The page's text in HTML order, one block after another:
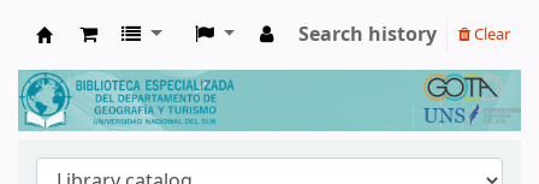
Biblioteca de Geografía y Turismo
Search history Clear